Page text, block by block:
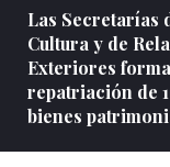
Las Secretarías
Cultura y de
Exteriores
repatriación de
bienes